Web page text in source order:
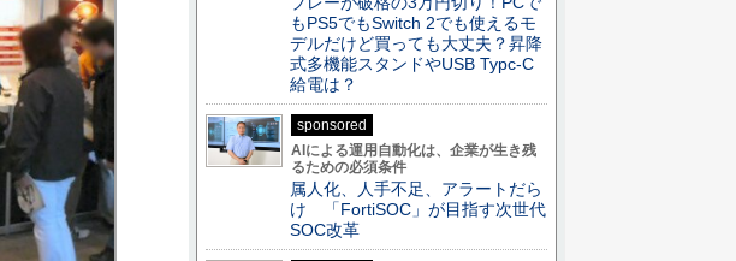
もPS5でもSwitch 2でも使えるモ
デルだけど買っても大丈夫？昇降
式多機能スタンドやUSB Typc-C
給電は？
sponsored
AIによる運用自動化は、企業が生き残
るための必須条件
属人化、人手不足、アラートだら
け 「FortiSOC」が目指す次世代
SOC改革